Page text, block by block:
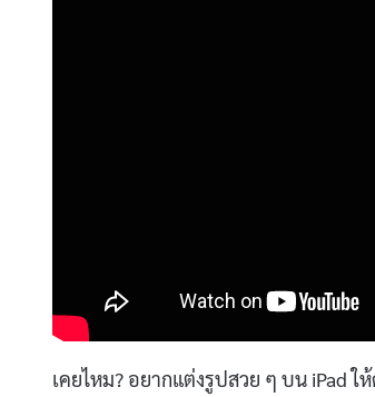
เคยไหม? อยากแต่งรูปสวย ๆ บน iPad